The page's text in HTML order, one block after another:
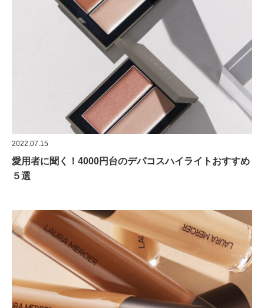
2022.07.15
愛用者に聞く！4000円台のデパコスハイライトおすすめ
５選